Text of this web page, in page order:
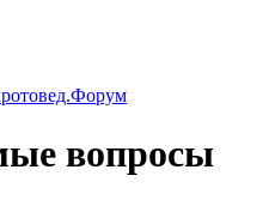
вопросы